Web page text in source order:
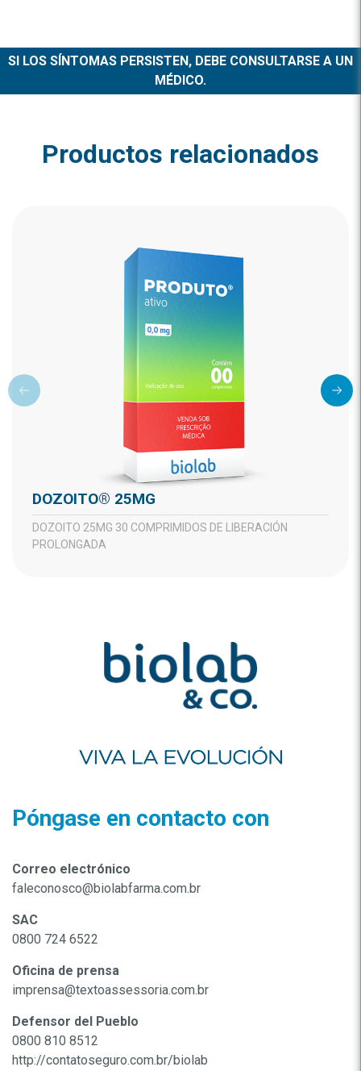
SI LOS SÍNTOMAS PERSISTEN, DEBE CONSULTARSE A UN
MÉDICO.
Productos relacionados
DOZOITO® 25MG
DOZOITO 25MG 30 COMPRIMIDOS DE LIBERACIÓN
PROLONGADA
Póngase en contacto con
Correo electrónico
faleconosco@biolabfarma.com.br
SAC
0800 724 6522
Oficina de prensa
imprensa@textoassessoria.com.br
Defensor del Pueblo
0800 810 8512
http://contatoseguro.com.br/biolab